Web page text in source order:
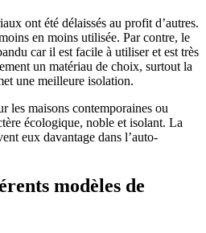
ont été délaissés au profit d’autres.
en moins utilisée. Par contre, le
car il est facile à utiliser et est très
un matériau de choix, surtout la
une meilleure isolation.
les maisons contemporaines ou
écologique, noble et isolant. La
eux davantage dans l’auto-
modèles de